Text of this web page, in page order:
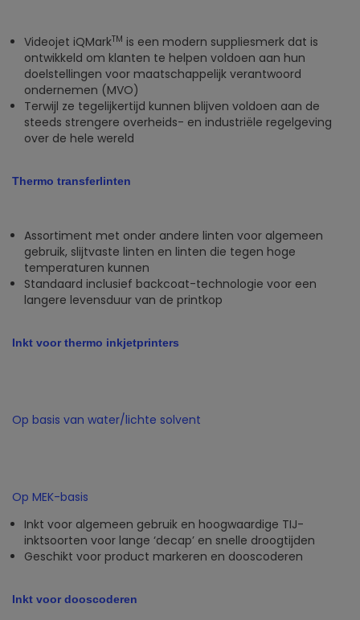
Videojet iQMarkTM is een modern suppliesmerk dat is
ontwikkeld om klanten te helpen voldoen aan hun
doelstellingen voor maatschappelijk verantwoord
ondernemen (MVO)
Terwijl ze tegelijkertijd kunnen blijven voldoen aan de
steeds strengere overheids- en industriële regelgeving
over de hele wereld
Thermo transferlinten
Assortiment met onder andere linten voor algemeen
gebruik, slijtvaste linten en linten die tegen hoge
temperaturen kunnen
Standaard inclusief backcoat-technologie voor een
langere levensduur van de printkop
Inkt voor thermo inkjetprinters
Op basis van water/lichte solvent
Op MEK-basis
Inkt voor algemeen gebruik en hoogwaardige TIJ-
inktsoorten voor lange ‘decap’ en snelle droogtijden
Geschikt voor product markeren en dooscoderen
Inkt voor dooscoderen